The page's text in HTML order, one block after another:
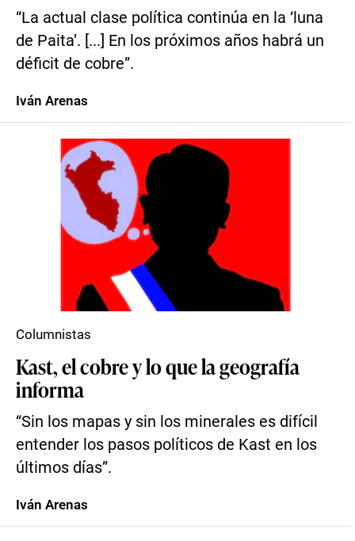
“La actual clase política continúa en la ‘luna
de Paita’. [...] En los próximos años habrá un
déficit de cobre”.
Iván Arenas
Kast, el cobre y lo que la geografía
informa
“Sin los mapas y sin los minerales es difícil
entender los pasos políticos de Kast en los
últimos días”.
Columnistas
Iván Arenas